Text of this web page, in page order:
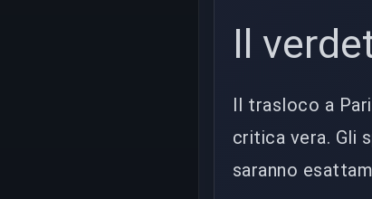
Il
Il trasloco a
critica vera. Gli
saranno